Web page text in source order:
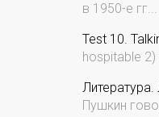
в 1950-е гг...
Test 10.
hospitable 2)
Пушкин